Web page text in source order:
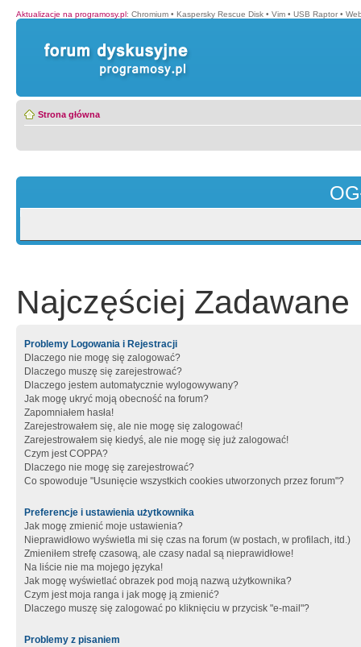
Aktualizacje na programosy.pl: Chromium • Kaspersky Rescue Disk • Vim • USB Raptor •
Strona główna
Najczęściej Zadawane
Problemy Logowania i Rejestracji
Dlaczego nie mogę się zalogować?
Dlaczego muszę się zarejestrować?
Dlaczego jestem automatycznie wylogowywany?
Jak mogę ukryć moją obecność na forum?
Zapomniałem hasła!
Zarejestrowałem się, ale nie mogę się zalogować!
Zarejestrowałem się kiedyś, ale nie mogę się już zalogować!
Czym jest COPPA?
Dlaczego nie mogę się zarejestrować?
Co spowoduje "Usunięcie wszystkich cookies utworzonych przez forum"?
Preferencje i ustawienia użytkownika
Jak mogę zmienić moje ustawienia?
Nieprawidłowo wyświetla mi się czas na forum (w postach, w profilach, itd.)
Zmieniłem strefę czasową, ale czasy nadal są nieprawidłowe!
Na liście nie ma mojego języka!
Jak mogę wyświetlać obrazek pod moją nazwą użytkownika?
Czym jest moja ranga i jak mogę ją zmienić?
Dlaczego muszę się zalogować po kliknięciu w przycisk "e-mail"?
Problemy z pisaniem